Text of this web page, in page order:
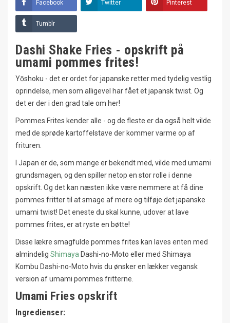
Facebook Twitter Pinterest
Tumblr
Dashi Shake Fries - opskrift på
umami pommes frites!
Yōshoku - det er ordet for japanske retter med tydelig vestlig
oprindelse, men som alligevel har fået et japansk twist. Og
det er der i den grad tale om her!
Pommes Frites kender alle - og de fleste er da også helt vilde
med de sprøde kartoffelstave der kommer varme op af
frituren.
I Japan er de, som mange er bekendt med, vilde med umami
grundsmagen, og den spiller netop en stor rolle i denne
opskrift. Og det kan næsten ikke være nemmere at få dine
pommes fritter til at smage af mere og tilføje det japanske
umami twist! Det eneste du skal kunne, udover at lave
pommes frites, er at ryste en bøtte!
Disse lækre smagfulde pommes frites kan laves enten med
almindelig Shimaya Dashi-no-Moto eller med Shimaya
Kombu Dashi-no-Moto hvis du ønsker en lækker vegansk
version af umami pommes fritterne.
Umami Fries opskrift
Ingredienser: